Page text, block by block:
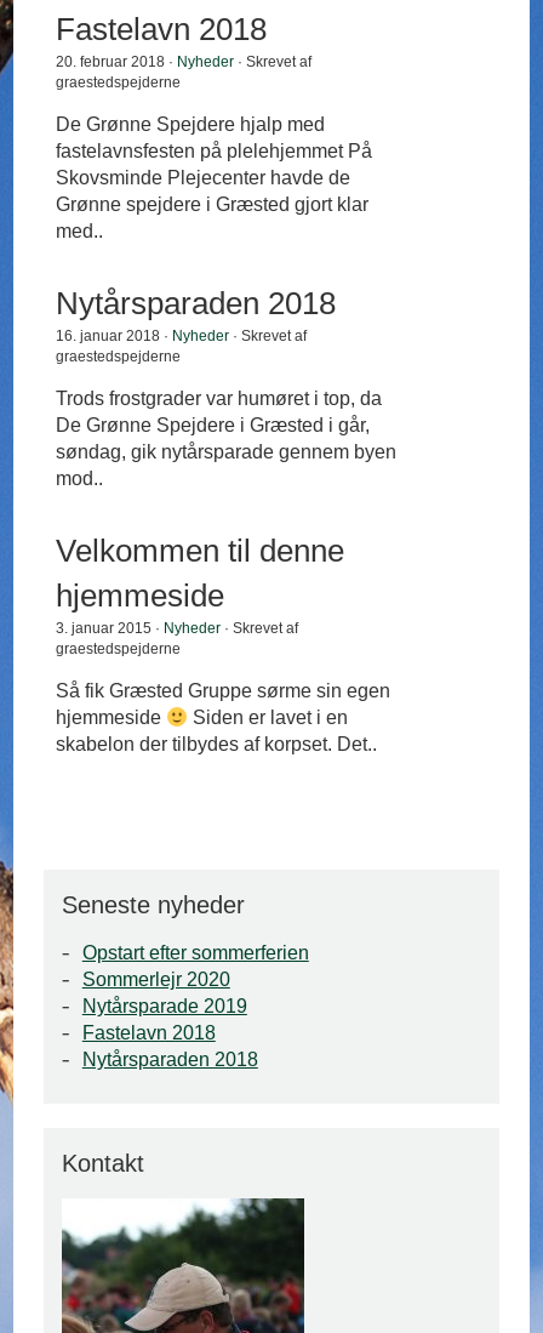
Fastelavn 2018
20. februar 2018 · Nyheder · Skrevet af
graestedspejderne
De Grønne Spejdere hjalp med
fastelavnsfesten på plelehjemmet På
Skovsminde Plejecenter havde de
Grønne spejdere i Græsted gjort klar
med..
Nytårsparaden 2018
16. januar 2018 · Nyheder · Skrevet af
graestedspejderne
Trods frostgrader var humøret i top, da
De Grønne Spejdere i Græsted i går,
søndag, gik nytårsparade gennem byen
mod..
Velkommen til denne
hjemmeside
3. januar 2015 · Nyheder · Skrevet af
graestedspejderne
Så fik Græsted Gruppe sørme sin egen
hjemmeside
Siden er lavet i en
skabelon der tilbydes af korpset. Det..
Seneste nyheder
Opstart efter sommerferien
Sommerlejr 2020
Nytårsparade 2019
Fastelavn 2018
Nytårsparaden 2018
Kontakt